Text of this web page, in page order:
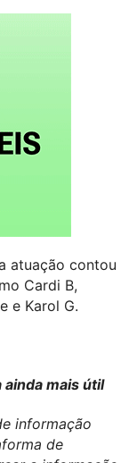
atuação contou
Cardi B,
e Karol G.
mais útil
informação
de